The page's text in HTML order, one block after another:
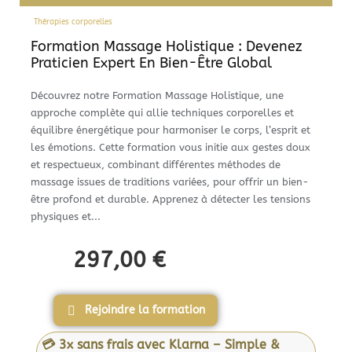
Thérapies corporelles
Formation Massage Holistique : Devenez
Praticien Expert En Bien-Être Global
Découvrez notre Formation Massage Holistique, une
approche complète qui allie techniques corporelles et
équilibre énergétique pour harmoniser le corps, l’esprit et
les émotions. Cette formation vous initie aux gestes doux
et respectueux, combinant différentes méthodes de
massage issues de traditions variées, pour offrir un bien-
être profond et durable. Apprenez à détecter les tensions
physiques et...
297,00 €
Rejoindre la formation
💳 3x sans frais avec Klarna – Simple &